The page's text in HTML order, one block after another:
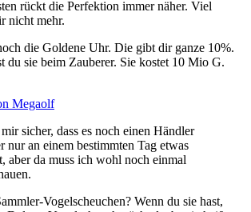
rückt die Perfektion immer näher. Viel
nicht mehr.
die Goldene Uhr. Die gibt dir ganze 10%.
du sie beim Zauberer. Sie kostet 10 Mio G.
Megaolf
sicher, dass es noch einen Händler
nur an einem bestimmten Tag etwas
aber da muss ich wohl noch einmal
Vogelscheuchen? Wenn du sie hast,